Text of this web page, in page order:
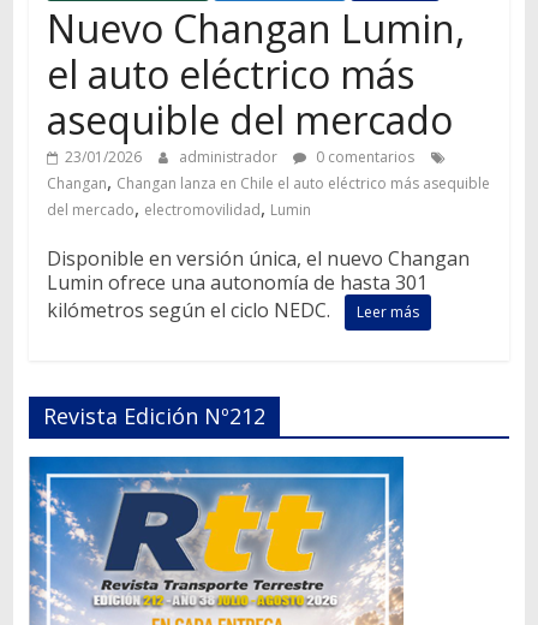
Nuevo Changan Lumin,
el auto eléctrico más
asequible del mercado
23/01/2026 administrador
0 comentarios
Changan, Changan lanza en Chile el auto eléctrico más asequible
del mercado, electromovilidad, Lumin
Disponible en versión única, el nuevo Changan
Lumin ofrece una autonomía de hasta 301
kilómetros según el ciclo NEDC.
Leer más
Revista Edición Nº212